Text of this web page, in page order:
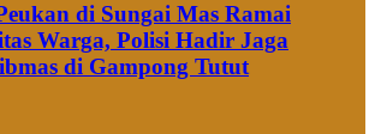
di Sungai Mas Ramai
Warga, Polisi Hadir Jaga
di Gampong Tutut